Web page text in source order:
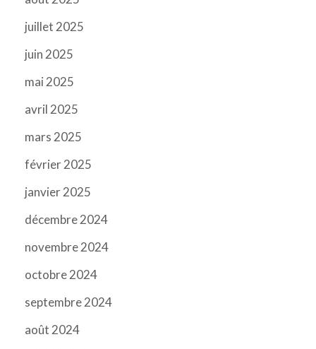
juillet 2025
juin 2025
mai 2025
avril 2025
mars 2025
février 2025
janvier 2025
décembre 2024
novembre 2024
octobre 2024
septembre 2024
août 2024